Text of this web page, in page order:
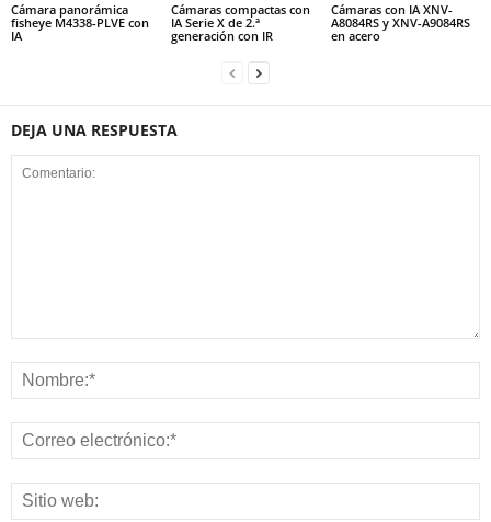
Cámara panorámica
fisheye M4338-PLVE con
IA
Cámaras compactas con
IA Serie X de 2.ª
generación con IR
Cámaras con IA XNV-
A8084RS y XNV-A9084RS
en acero
DEJA UNA RESPUESTA